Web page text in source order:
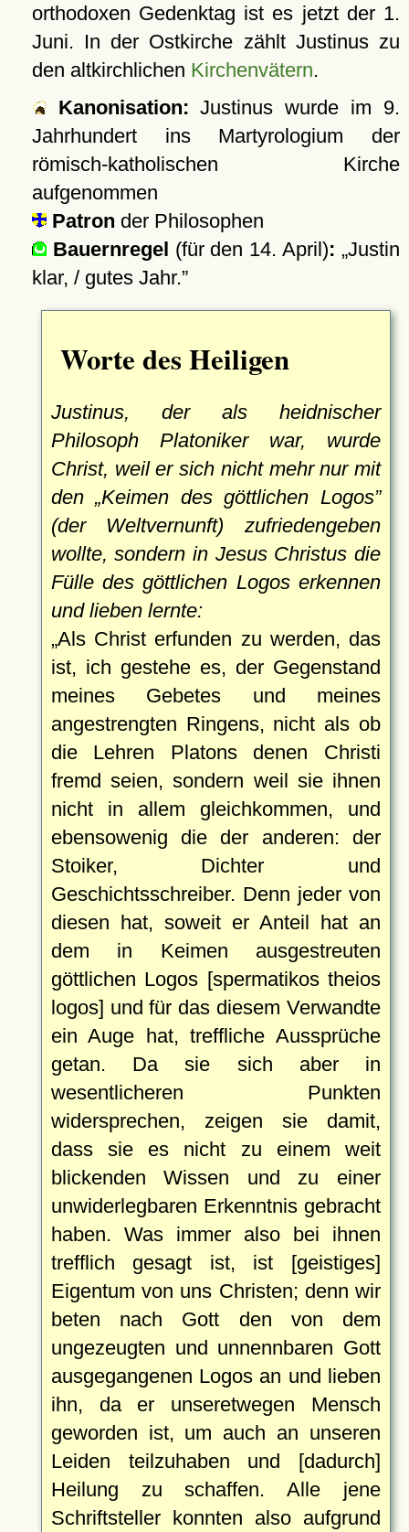
orthodoxen Gedenktag ist es jetzt der 1.
Juni. In der Ostkirche zählt Justinus zu
den altkirchlichen Kirchenvätern.
Kanonisation: Justinus wurde im 9.
Jahrhundert ins Martyrologium der
römisch-katholischen Kirche
aufgenommen
Patron der Philosophen
Bauernregel (für den 14. April):
Justin
klar, / gutes Jahr.
Worte des Heiligen
Justinus, der als heidnischer
Philosoph Platoniker war, wurde
Christ, weil er sich nicht mehr nur mit
den Keimen des göttlichen Logos
(der Weltvernunft) zufriedengeben
wollte, sondern in Jesus Christus die
Fülle des göttlichen Logos erkennen
und lieben lernte:
Als Christ erfunden zu werden, das
ist, ich gestehe es, der Gegenstand
meines Gebetes und meines
angestrengten Ringens, nicht als ob
die Lehren Platons denen Christi
fremd seien, sondern weil sie ihnen
nicht in allem gleichkommen, und
ebensowenig die der anderen: der
Stoiker, Dichter und
Geschichtsschreiber. Denn jeder von
diesen hat, soweit er Anteil hat an
dem in Keimen ausgestreuten
göttlichen Logos [spermatikos theios
logos] und für das diesem Verwandte
ein Auge hat, treffliche Aussprüche
getan. Da sie sich aber in
wesentlicheren Punkten
widersprechen, zeigen sie damit,
dass sie es nicht zu einem weit
blickenden Wissen und zu einer
unwiderlegbaren Erkenntnis gebracht
haben. Was immer also bei ihnen
trefflich gesagt ist, ist [geistiges]
Eigentum von uns Christen; denn wir
beten nach Gott den von dem
ungezeugten und unnennbaren Gott
ausgegangenen Logos an und lieben
ihn, da er unseretwegen Mensch
geworden ist, um auch an unseren
Leiden teilzuhaben und [dadurch]
Heilung zu schaffen. Alle jene
Schriftsteller konnten also aufgrund